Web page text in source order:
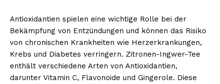
Antioxidantien spielen eine wichtige Rolle bei der
Bekämpfung von Entzündungen und können das Risiko
von chronischen Krankheiten wie Herzerkrankungen,
Krebs und Diabetes verringern. Zitronen-Ingwer-Tee
enthält verschiedene Arten von Antioxidantien,
darunter Vitamin C, Flavonoide und Gingerole. Diese